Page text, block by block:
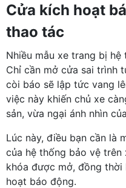
Cửa kích hoạt
thao tác
Nhiều mẫu xe trang bị
Chỉ cần mở cửa sai trình
còi báo sẽ lập tức vang
việc này khiến chủ xe
sản, vừa ngại ánh nhìn
Lúc này, điều bạn cần là
của hệ thống bảo vệ trên
khóa được mở, đồng
hoạt báo động.